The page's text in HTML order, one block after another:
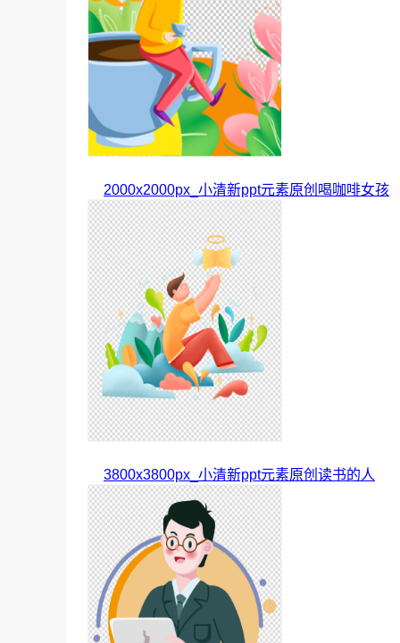
2000x2000px_小清新ppt元素原创喝咖啡女孩
3800x3800px_小清新ppt元素原创读书的人